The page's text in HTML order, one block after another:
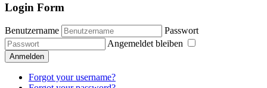
Login Form
Benutzername
Passwort
Angemeldet bleiben
Anmelden
Forgot your username?